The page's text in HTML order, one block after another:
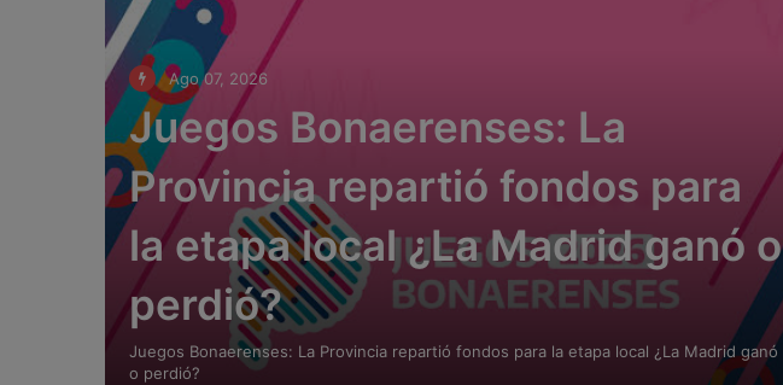
Ago 07, 2026
Juegos Bonaerenses: La
Provincia repartió fondos para
la etapa local ¿La Madrid ganó o
perdió?
Juegos Bonaerenses: La Provincia repartió fondos para la etapa local ¿La Madrid ganó
o perdió?